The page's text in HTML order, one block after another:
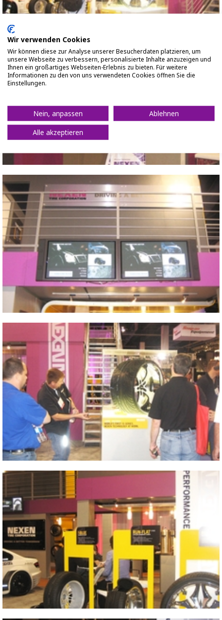
2009 SEMA SHOW
2009 SEMA SHOW
2009 SEMA SHOW
Close
2009 SEMA SHOW
Close
2009 SEMA SHOW
Wir verwenden Cookies
Wir können diese zur Analyse unserer Besucherdaten platzieren, um
unsere Webseite zu verbessern, personalisierte Inhalte anzuzeigen und
Ihnen ein großartiges Webseiten-Erlebnis zu bieten. Für weitere
Informationen zu den von uns verwendeten Cookies öffnen Sie die
Einstellungen.
Nein, anpassen
Ablehnen
Alle akzeptieren